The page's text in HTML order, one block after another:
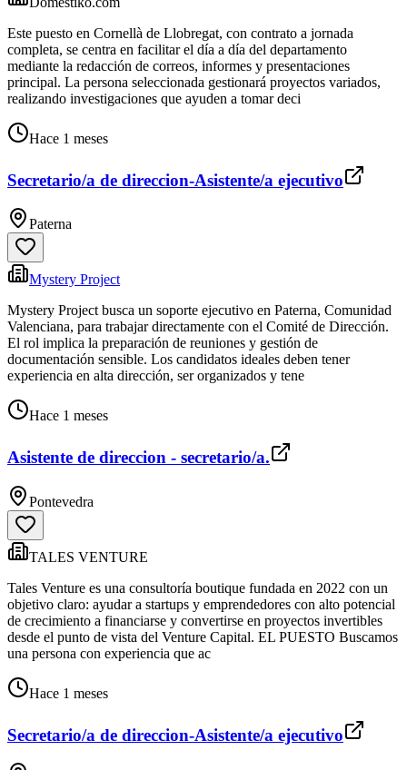
Este puesto en Cornellà de Llobregat, con contrato a jornada
completa, se centra en facilitar el día a día del departamento
mediante la redacción de correos, informes y presentaciones
principal. La persona seleccionada gestionará proyectos variados,
realizando investigaciones que ayuden a tomar deci
Hace 1 meses
Secretario/a de direccion-Asistente/a ejecutivo
Paterna
Mystery Project
Mystery Project busca un soporte ejecutivo en Paterna, Comunidad
Valenciana, para trabajar directamente con el Comité de Dirección.
El rol implica la preparación de reuniones y gestión de
documentación sensible. Los candidatos ideales deben tener
experiencia en alta dirección, ser organizados y tene
Hace 1 meses
Asistente de direccion - secretario/a.
Pontevedra
TALES VENTURE
Tales Venture es una consultoría boutique fundada en 2022 con un
objetivo claro: ayudar a startups y emprendedores con alto potencial
de crecimiento a financiarse y convertirse en proyectos invertibles
desde el punto de vista del Venture Capital. EL PUESTO Buscamos
una persona con experiencia que ac
Hace 1 meses
Secretario/a de direccion-Asistente/a ejecutivo